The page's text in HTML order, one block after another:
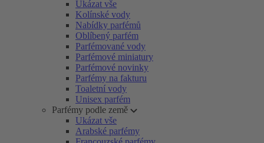
Ukázat vše
Kolínské vody
Nabídky parfémů
Oblíbený parfém
Parfémované vody
Parfémové miniatury
Parfémové novinky
Parfémy na fakturu
Toaletní vody
Unisex parfém
Parfémy podle země
Ukázat vše
Arabské parfémy